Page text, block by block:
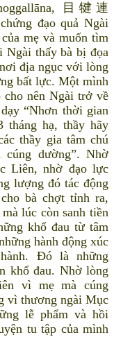
目犍連
đạo quả Ngài
mẹ và muốn tìm
Ngài thấy bà bị đọa
địa ngục với lòng
bất lực. Một mình
cho nên Ngài trở về
“Nhơn thời gian
hạ, thầy hãy
thầy gia tâm chú
dường”. Nhờ
Liên, nhờ đạo lực
lượng đó tác động
bà chợt tỉnh ra,
lúc còn sanh tiền
khổ đau từ tâm
hành động xúc
Đó là những
khổ đau. Nhờ lòng
vì mẹ mà cúng
vì thương ngài Mục
lễ phẩm và hồi
tu tập của mình